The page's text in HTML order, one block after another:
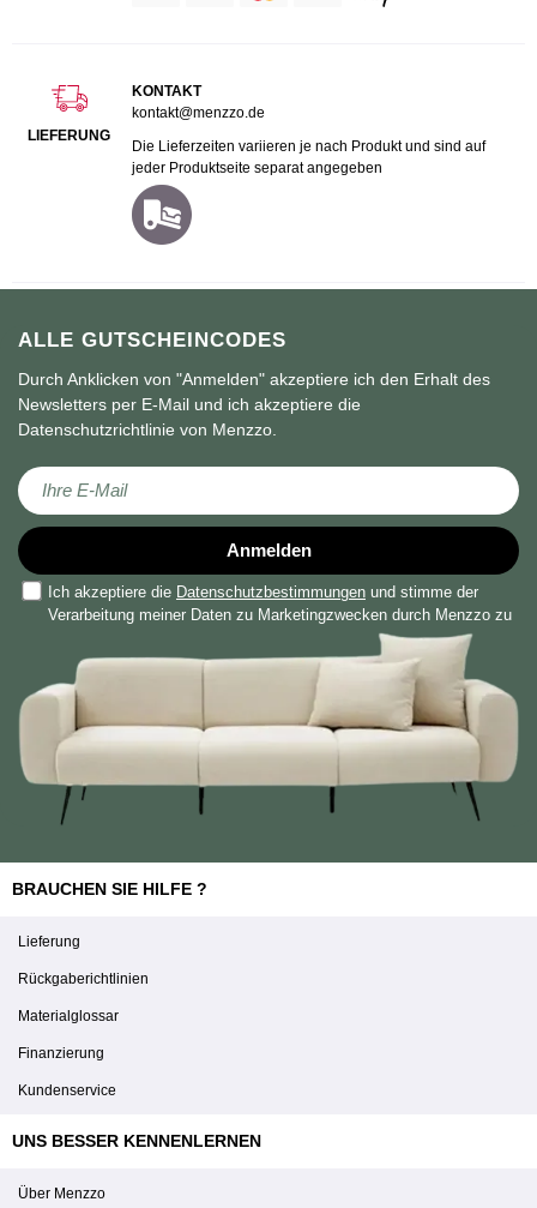
ALLE GUTSCHEINCODES
Durch Anklicken von "Anmelden" akzeptiere ich den Erhalt des
Newsletters per E-Mail und ich akzeptiere die
Datenschutzrichtlinie von Menzzo.
Melden Sie sich für unseren Newsletter an:
Anmelden
Ich akzeptiere die Datenschutzbestimmungen und stimme der
Verarbeitung meiner Daten zu Marketingzwecken durch Menzzo zu
LIEFERUNG
KONTAKT
kontakt@menzzo.de
Die Lieferzeiten variieren je nach Produkt und sind auf
jeder Produktseite separat angegeben
BRAUCHEN SIE HILFE ?
Lieferung
Rückgaberichtlinien
Materialglossar
Finanzierung
Kundenservice
UNS BESSER KENNENLERNEN
Über Menzzo